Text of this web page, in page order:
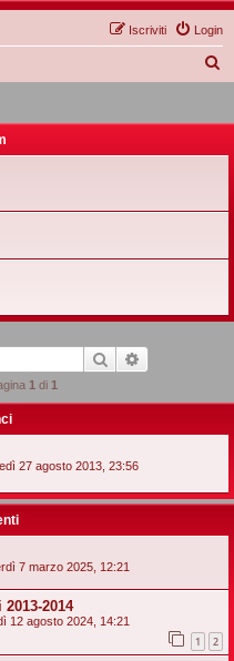
Login
Iscriviti
Cerca
1 di 1
27 agosto 2013, 23:56
7 marzo 2025, 12:21
2014
12 agosto 2024, 14:21
1 2